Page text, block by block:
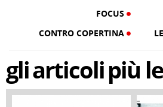
FOCUS
CONTRO COPERTINA
gliarticolipiù